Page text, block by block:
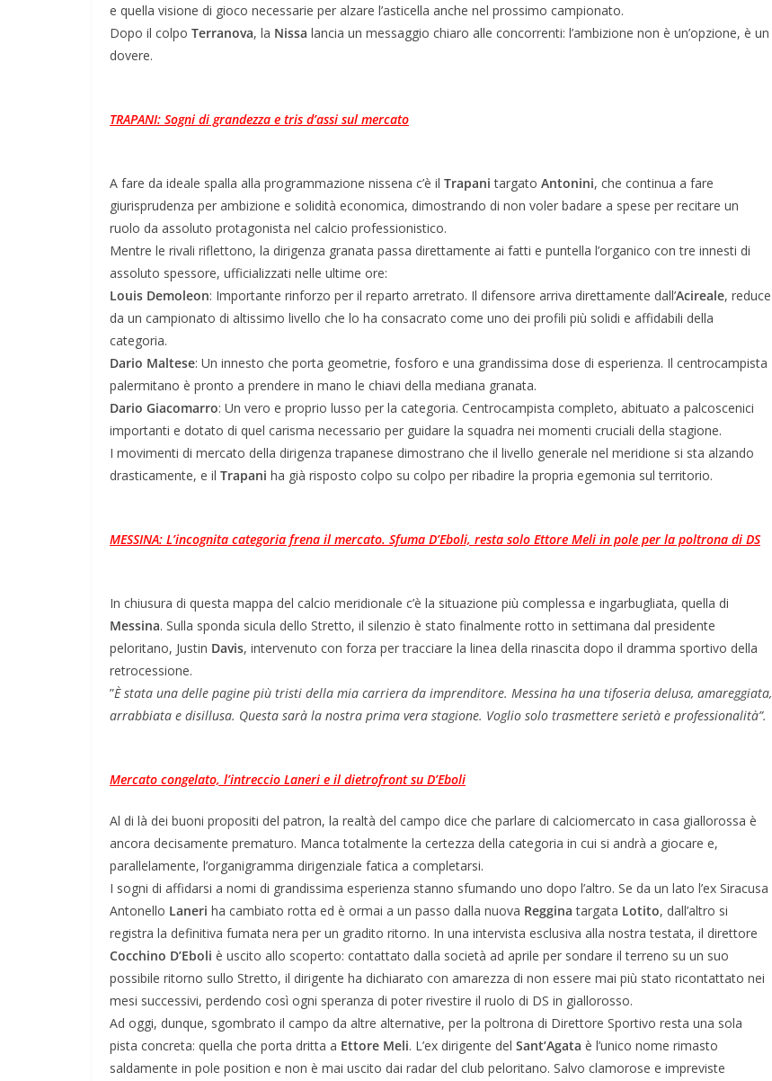
e quella visione di gioco necessarie per alzare l’asticella anche nel prossimo campionato.
​Dopo il colpo Terranova, la Nissa lancia un messaggio chiaro alle concorrenti: l’ambizione non è un’opzione, è un
dovere.
TRAPANI: Sogni di grandezza e tris d’assi sul mercato
A fare da ideale spalla alla programmazione nissena c’è il Trapani targato Antonini, che continua a fare
giurisprudenza per ambizione e solidità economica, dimostrando di non voler badare a spese per recitare un
ruolo da assoluto protagonista nel calcio professionistico.
​Mentre le rivali riflettono, la dirigenza granata passa direttamente ai fatti e puntella l’organico con tre innesti di
assoluto spessore, ufficializzati nelle ultime ore:
Louis Demoleon: Importante rinforzo per il reparto arretrato. Il difensore arriva direttamente dall’Acireale, reduce
da un campionato di altissimo livello che lo ha consacrato come uno dei profili più solidi e affidabili della
categoria.
Dario Maltese: Un innesto che porta geometrie, fosforo e una grandissima dose di esperienza. Il centrocampista
palermitano è pronto a prendere in mano le chiavi della mediana granata.
Dario Giacomarro: Un vero e proprio lusso per la categoria. Centrocampista completo, abituato a palcoscenici
importanti e dotato di quel carisma necessario per guidare la squadra nei momenti cruciali della stagione.
​I movimenti di mercato della dirigenza trapanese dimostrano che il livello generale nel meridione si sta alzando
drasticamente, e il Trapani ha già risposto colpo su colpo per ribadire la propria egemonia sul territorio.
MESSINA: L’incognita categoria frena il mercato. Sfuma D’Eboli, resta solo Ettore Meli in pole per la poltrona di DS
In chiusura di questa mappa del calcio meridionale c’è la situazione più complessa e ingarbugliata, quella di
Messina. Sulla sponda sicula dello Stretto, il silenzio è stato finalmente rotto in settimana dal presidente
peloritano, Justin Davis, intervenuto con forza per tracciare la linea della rinascita dopo il dramma sportivo della
retrocessione.
​”È stata una delle pagine più tristi della mia carriera da imprenditore. Messina ha una tifoseria delusa, amareggiata,
arrabbiata e disillusa. Questa sarà la nostra prima vera stagione. Voglio solo trasmettere serietà e professionalità”.
Mercato congelato, l’intreccio Laneri e il dietrofront su D’Eboli
​Al di là dei buoni propositi del patron, la realtà del campo dice che parlare di calciomercato in casa giallorossa è
ancora decisamente prematuro. Manca totalmente la certezza della categoria in cui si andrà a giocare e,
parallelamente, l’organigramma dirigenziale fatica a completarsi.
​I sogni di affidarsi a nomi di grandissima esperienza stanno sfumando uno dopo l’altro. Se da un lato l’ex Siracusa
Antonello Laneri ha cambiato rotta ed è ormai a un passo dalla nuova Reggina targata Lotito, dall’altro si
registra la definitiva fumata nera per un gradito ritorno. In una intervista esclusiva alla nostra testata, il direttore
Cocchino D’Eboli è uscito allo scoperto: contattato dalla società ad aprile per sondare il terreno su un suo
possibile ritorno sullo Stretto, il dirigente ha dichiarato con amarezza di non essere mai più stato ricontattato nei
mesi successivi, perdendo così ogni speranza di poter rivestire il ruolo di DS in giallorosso.
​Ad oggi, dunque, sgombrato il campo da altre alternative, per la poltrona di Direttore Sportivo resta una sola
pista concreta: quella che porta dritta a Ettore Meli. L’ex dirigente del Sant’Agata è l’unico nome rimasto
saldamente in pole position e non è mai uscito dai radar del club peloritano. Salvo clamorose e impreviste